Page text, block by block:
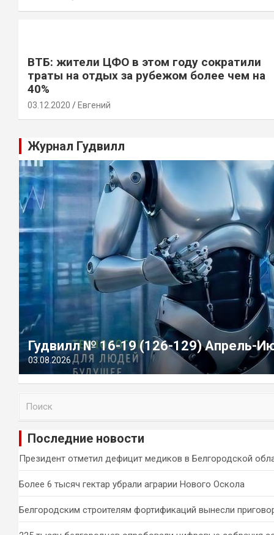
ВТБ: жители ЦФО в этом году сократили
траты на отдых за рубежом более чем на
40%
03.12.2020 Евгений
Журнал Гудвилл
Гудвилл № 16-19 (126-129) Апрель-
03.08.2026
и
Последние новости
Президент отметил дефицит медиков в Белгородской
Более 6 тысяч гектар убрали аграрии Нового Оскола
Белгородским строителям фортификаций вынесли